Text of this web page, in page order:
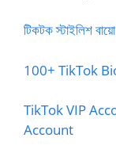
টিকটক স্টাইলিশ বায়ো
100+ TikTok
TikTok VIP
Account